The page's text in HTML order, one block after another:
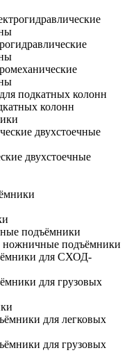
подкатных колонн
колонн
двухстоечные
двухстоечные
подъёмники
подъёмники
для СХОД-
для грузовых
для легковых
для грузовых